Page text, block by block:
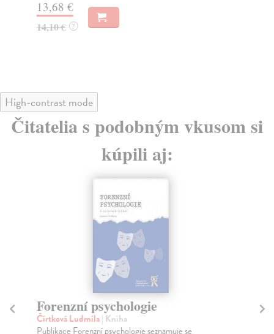
13,68 €
14,10 € ?
High-contrast mode
Čitatelia s podobným vkusom si
kúpili aj:
Forenzní psychologie
Čírtková Ludmila| Kniha
Publikace Forenzní psychologie seznamuje se